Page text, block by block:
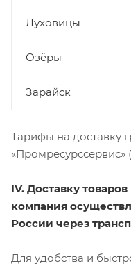
Луховицы
Озёры
Зарайск
Тарифы на доставку
«Промресурссервис»
IV. Доставку
компания
России через
Для удобства и